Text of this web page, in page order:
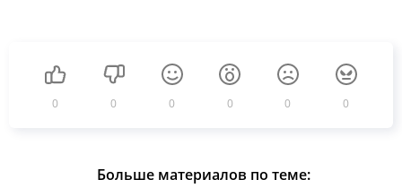
0 0 0 0 0 0
Больше материалов по теме: